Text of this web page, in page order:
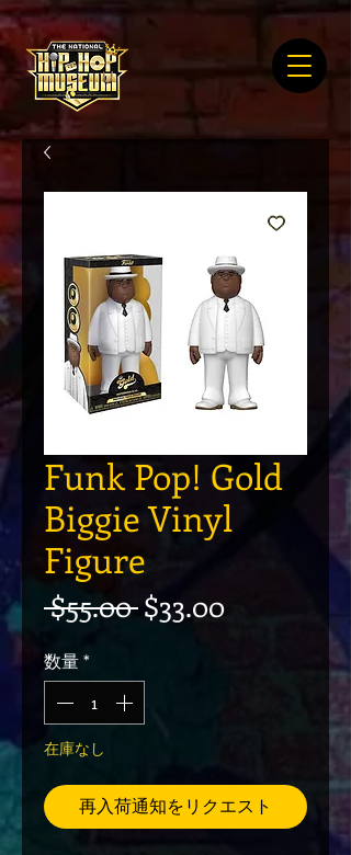
Funk Pop! Gold
Biggie Vinyl
Figure
$55.00 通常価格
$33.00セール価格
数量*
在庫なし
再入荷通知をリクエスト